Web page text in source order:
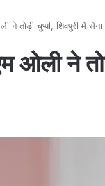
ने तोड़ी चुप्पी, शिवपुरी में
ओली ने